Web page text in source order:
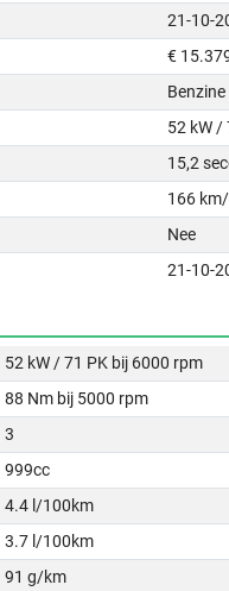
21-10-
€
Benzine
52 kW /
15,2
166
Nee
21-10-
52 kW / 71 PK bij 6000 rpm
88 Nm bij 5000 rpm
3
999cc
4.4 l/100km
3.7 l/100km
91 g/km